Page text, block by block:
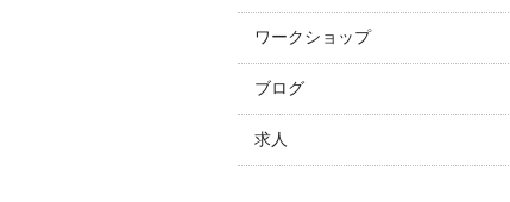
ワークショップ
ブログ
求人